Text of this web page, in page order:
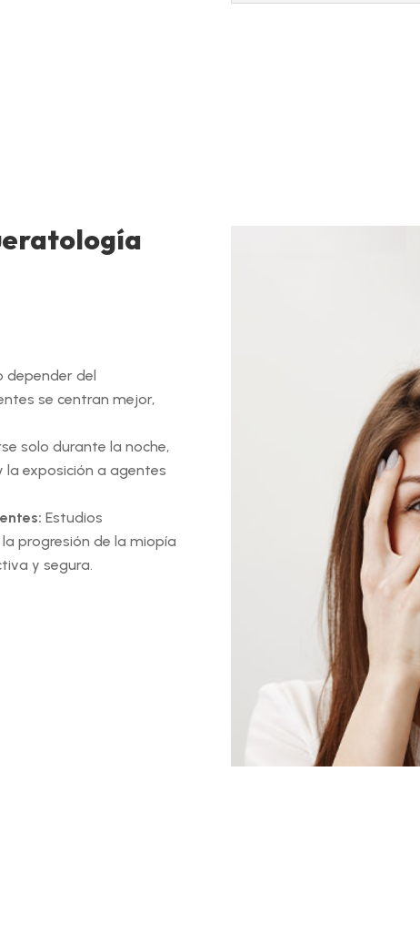
depender del
se centran mejor,
solo durante la noche,
la exposición a agentes
Estudios
progresión de la miopía
y segura.